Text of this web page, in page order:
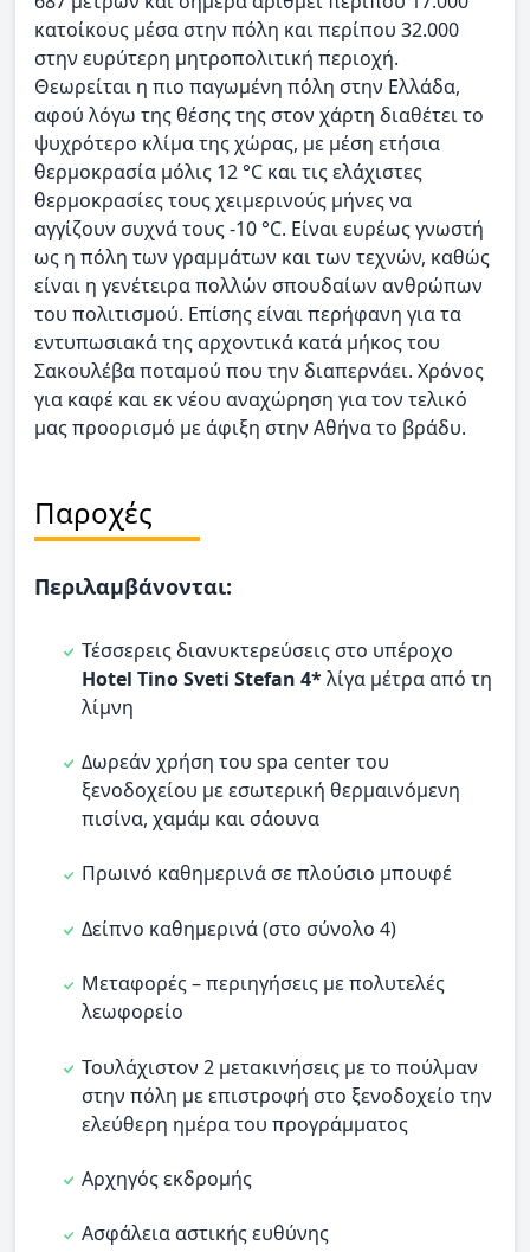
κατοίκους μέσα στην πόλη και περίπου 32.000
στην ευρύτερη μητροπολιτική περιοχή.
Θεωρείται η πιο παγωμένη πόλη στην Ελλάδα,
αφού λόγω της θέσης της στον χάρτη διαθέτει το
ψυχρότερο κλίμα της χώρας, με μέση ετήσια
θερμοκρασία μόλις 12 °C και τις ελάχιστες
θερμοκρασίες τους χειμερινούς μήνες να
αγγίζουν συχνά τους -10 °C. Είναι ευρέως γνωστή
ως η πόλη των γραμμάτων και των τεχνών, καθώς
είναι η γενέτειρα πολλών σπουδαίων ανθρώπων
του πολιτισμού. Επίσης είναι περήφανη για τα
εντυπωσιακά της αρχοντικά κατά μήκος του
Σακουλέβα ποταμού που την διαπερνάει. Χρόνος
για καφέ και εκ νέου αναχώρηση για τον τελικό
μας προορισμό με άφιξη στην Αθήνα το βράδυ.
Παροχές
Περιλαμβάνονται:
Τέσσερεις διανυκτερεύσεις στο υπέροχο
Hotel Tino Sveti Stefan 4*λίγα μέτρα από τη
λίμνη
Δωρεάν χρήση του spa center του
ξενοδοχείου με εσωτερική θερμαινόμενη
πισίνα, χαμάμ και σάουνα
Πρωινό καθημερινά σε πλούσιο μπουφέ
Δείπνο καθημερινά (στο σύνολο 4)
Μεταφορές – περιηγήσεις με πολυτελές
λεωφορείο
Τουλάχιστον 2 μετακινήσεις με το πούλμαν
στην πόλη με επιστροφή στο ξενοδοχείο την
ελεύθερη ημέρα του προγράμματος
Αρχηγός εκδρομής
Ασφάλεια αστικής ευθύνης